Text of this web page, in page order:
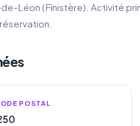
Léon (Finistère). Activité
POSTAL